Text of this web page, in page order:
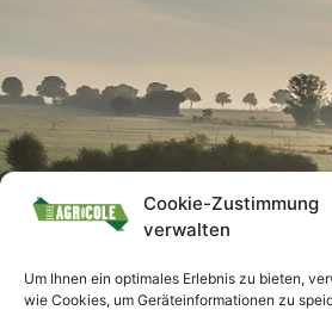
Cookie-Zustimmung
verwalten
Um Ihnen ein optimales Erlebnis zu bieten,
wie Cookies, um Geräteinformationen zu